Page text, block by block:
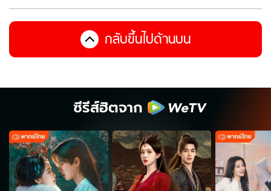
กลับขึ้นไปด้านบน
ซีรีส์ฮิตจาก